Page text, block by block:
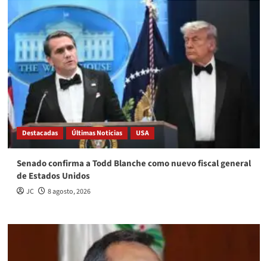
Destacadas Últimas Noticias USA
Senado confirma a Todd Blanche como nuevo fiscal general
de Estados Unidos
JC 8 agosto, 2026